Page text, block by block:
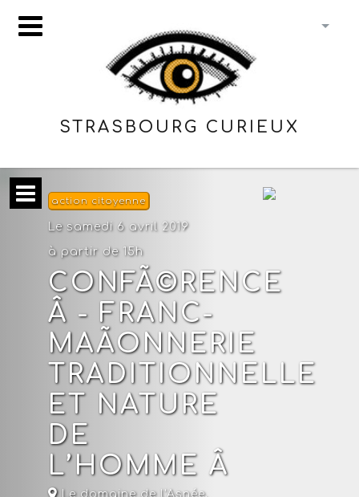
STRASBOURG CURIEUX
action citoyenne
Le samedi 6 avril 2019
à partir de 15h
CONFÃ©RENCE
Â - FRANC-
MAÃONNERIE
TRADITIONNELLE
ET NATURE
DE
L’HOMME Â
Le domaine de l'Asnée,